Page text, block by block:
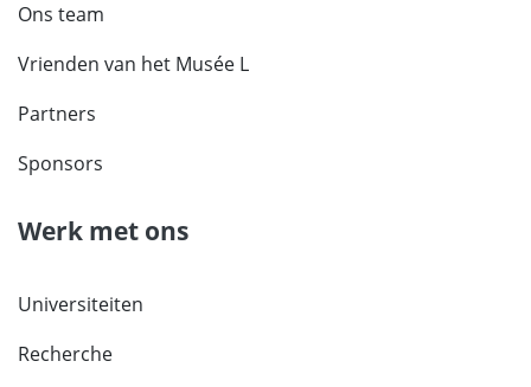
Ons team
Vrienden van het Musée L
Partners
Sponsors
Werk met ons
Universiteiten
Recherche